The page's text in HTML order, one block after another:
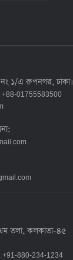
নং ১/এ রুপনগর, ঢাকা।
01755583500
তলা, কলকাতা-৪৫
+91-880-234-1234